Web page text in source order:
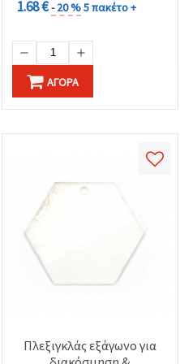
1.68 €- 20 %5 πακέτο +
ΑΓΟΡΆ
Πλεξιγκλάς εξάγωνο για